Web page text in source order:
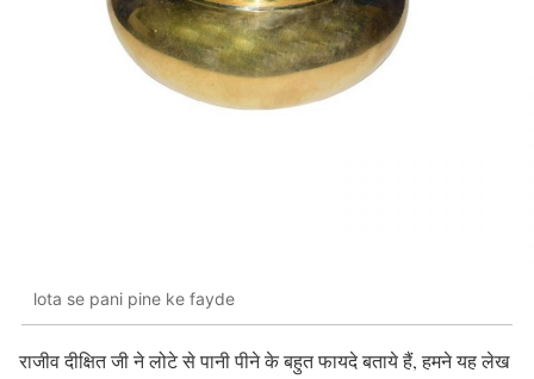
lota se pani pine ke fayde
राजीव दीक्षित जी ने लोटे से पानी पीने के बहुत फायदे बताये हैं, हमने यह लेख